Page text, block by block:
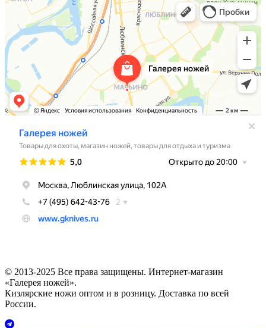
© 2013-2025 Все права защищены. Интернет-магазин
«Галерея ножей».
Кизлярские ножи оптом и в розницу. Доставка по всей
России.